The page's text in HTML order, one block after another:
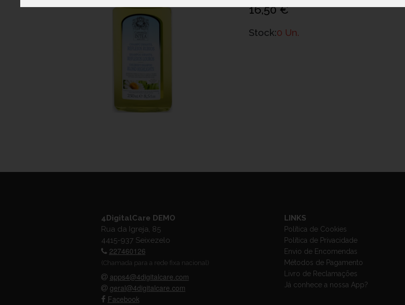
16,50 €
Stock:0 Un.
4DigitalCare DEMO
Rua da Igreja, 85
4415-937 Seixezelo
227460126
(Chamada para a rede fixa nacional)
apps4@4digitalcare.com
geral@4digitalcare.com
Facebook
LINKS
Política de Cookies
Política de Privacidade
Envio de Encomendas
Métodos de Pagamento
Livro de Reclamações
Já conhece a nossa App?